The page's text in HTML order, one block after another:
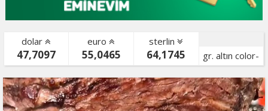
dolar
47,7097
euro
55,0465
sterlin
64,1745
gr. altın color-
bist color-